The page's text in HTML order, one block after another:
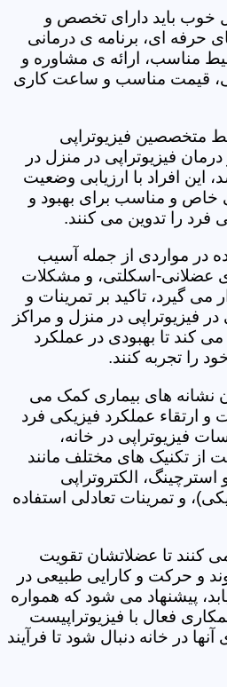
خوب باید دارای تخصص و
حرفه ای، برنامه ی درمانی
مناسب، ارائه ی مشاوره و
قیمت مناسب و ساعت کاری
متخصصین فیزیوتراپی
فیزیوتراپی در منزل در
این افراد با ارزیابی وضعیت
خاص و مناسب برای بهبود و
فرد را تدوین می کنند.
در مواردی از جمله آسیب
عضلانی-اسکلتی، و مشکلات
گیرد، تاکید بر تمرینات و
فیزیوتراپی در منزل و مراکز
کند تا بهبودی در عملکرد
را تجربه کنند.
نشانه های بیماری کمک می
و ارتقاء عملکرد فیزیکی فرد
فیزیوتراپی در خانه،
از تکنیک های مختلف مانند
استرچینگ، الکتروتراپی
و تمرینات تعادلی استفاده
کنند تا عضلاتشان تقویت
و حرکت و کارایی طبیعی در
پیشنهاد می شود که همواره
فعال با فیزیوتراپیست
در خانه دنبال شود تا فرآیند